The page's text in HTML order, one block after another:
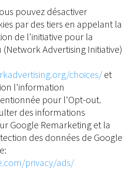
pouvez désactiver
par des tiers en appelant la
de l'initiative pour la
Advertising Initiative)
choices/ et
l'information
pour l'Opt-out.
des informations
Google Remarketing et la
des données de Google
privacy/ads/